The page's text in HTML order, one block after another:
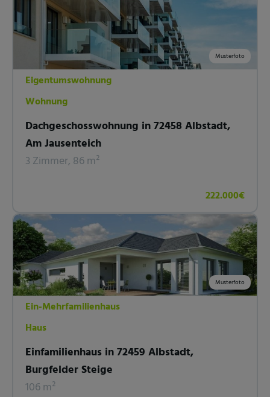
Musterfoto
Eigentumswohnung
Wohnung
Dachgeschosswohnung in 72458 Albstadt,
Am Jausenteich
3 Zimmer, 86 m²
222.000€
Musterfoto
Ein-Mehrfamilienhaus
Haus
Einfamilienhaus in 72459 Albstadt,
Burgfelder Steige
106 m²